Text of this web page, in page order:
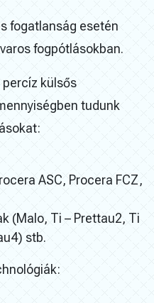
fogatlanság esetén
fogpótlásokban.
percíz külsős
tudunk
ASC, Procera FCZ,
(Malo, Ti – Prettau2, Ti
stb.